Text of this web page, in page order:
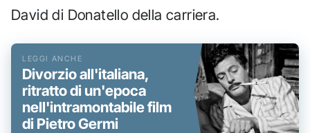
David di Donatello della carriera.
Divorzio all'italiana,
ritratto di un'epoca
nell'intramontabile film
di Pietro Germi